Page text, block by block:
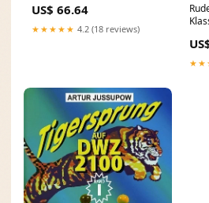
US$ 66.64
★★★★★ 4.2 (18 reviews)